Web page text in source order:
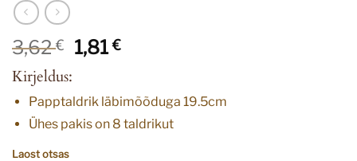
3,62€
Algne
3,62 €.
1,81€Current
1,81 €.
Kirjeldus:
Papptaldrik läbimõõduga 19.5cm
Ühes pakis on 8 taldrikut
Laost otsas